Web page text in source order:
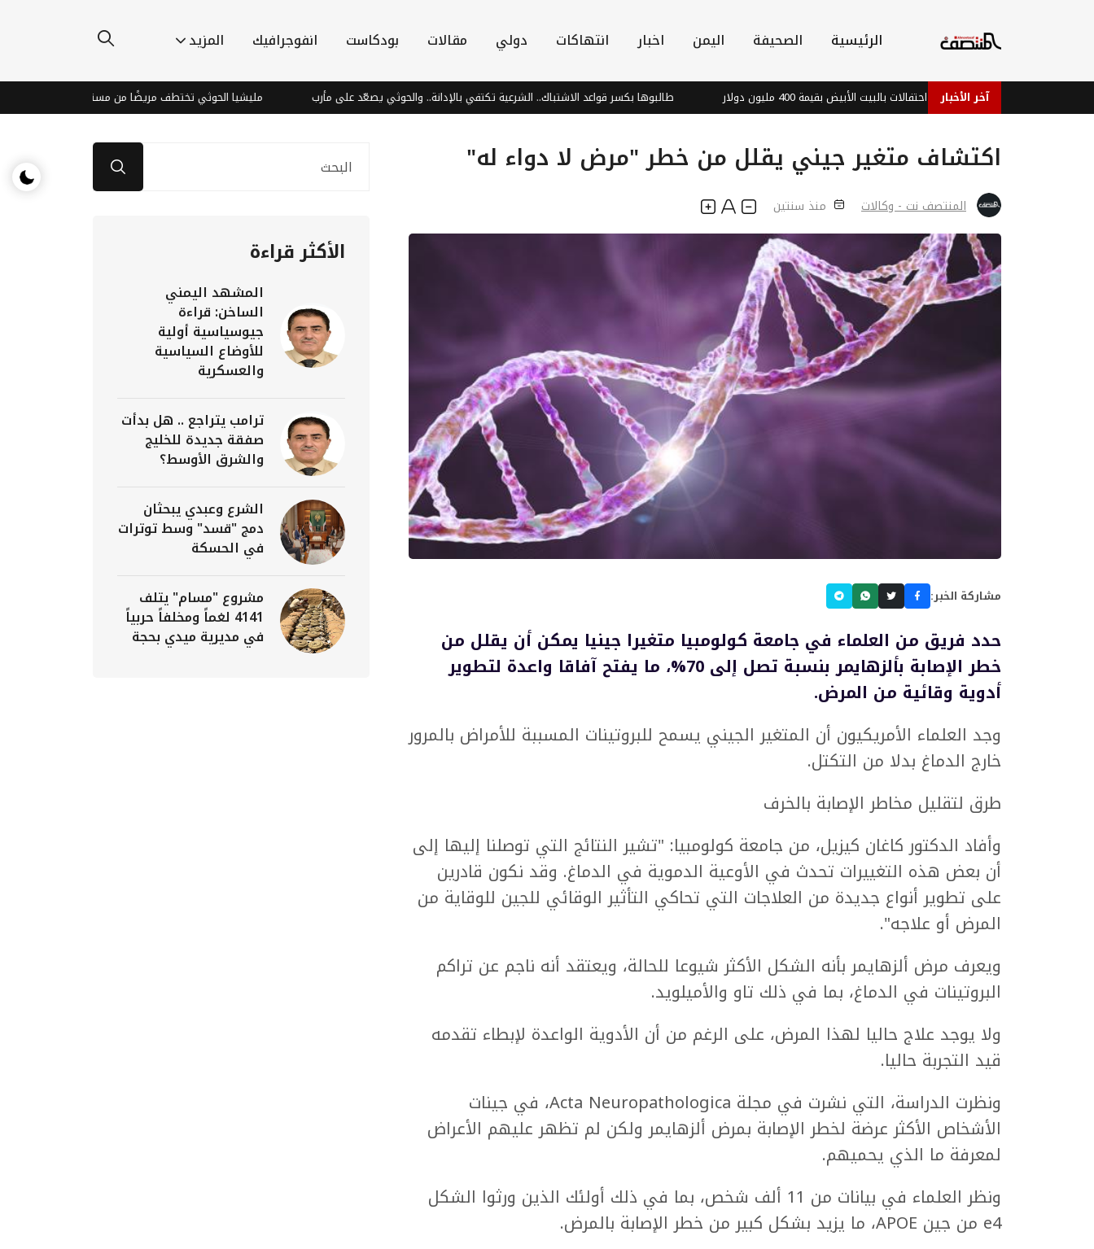
الرئيسية الصحيفة اليمن اخبار انتهاكات دولي مقالات بودكاست انفوجرافيك المزيد
آخر الأخبار
توقف مشروع قاعة احتفالات بالبيت الأبيض بقيمة 400 مليون دولار طالبوها بكسر قواعد الاشتباك.. الشرعية تكتفي بالإدانة.. والحوثي يصعّد على مأرب مليشيا الحوثي تختطف مريضًا من مستشفى في ذمار
اكتشاف متغير جيني يقلل من خطر "مرض لا دواء له"
المنتصف نت - وكالات منذ سنتين
مشاركة الخبر:
حدد فريق من العلماء في جامعة كولومبيا متغيرا جينيا يمكن أن يقلل من
خطر الإصابة بألزهايمر بنسبة تصل إلى 70%، ما يفتح آفاقا واعدة لتطوير
أدوية وقائية من المرض.
وجد العلماء الأمريكيون أن المتغير الجيني يسمح للبروتينات المسببة للأمراض بالمرور
خارج الدماغ بدلا من التكتل.
طرق لتقليل مخاطر الإصابة بالخرف
وأفاد الدكتور كاغان كيزيل، من جامعة كولومبيا: "تشير النتائج التي توصلنا إليها إلى
أن بعض هذه التغييرات تحدث في الأوعية الدموية في الدماغ. وقد نكون قادرين
على تطوير أنواع جديدة من العلاجات التي تحاكي التأثير الوقائي للجين للوقاية من
المرض أو علاجه".
ويعرف مرض ألزهايمر بأنه الشكل الأكثر شيوعا للحالة، ويعتقد أنه ناجم عن تراكم
البروتينات في الدماغ، بما في ذلك تاو والأميلويد.
ولا يوجد علاج حاليا لهذا المرض، على الرغم من أن الأدوية الواعدة لإبطاء تقدمه
قيد التجربة حاليا.
ونظرت الدراسة، التي نشرت في مجلة Acta Neuropathologica، في جينات
الأشخاص الأكثر عرضة لخطر الإصابة بمرض ألزهايمر ولكن لم تظهر عليهم الأعراض
لمعرفة ما الذي يحميهم.
ونظر العلماء في بيانات من 11 ألف شخص، بما في ذلك أولئك الذين ورثوا الشكل
e4 من جين APOE، ما يزيد بشكل كبير من خطر الإصابة بالمرض.
الأكثر قراءة
المشهد اليمني
الساخن: قراءة
جيوسياسية أولية
للأوضاع السياسية
والعسكرية
ترامب يتراجع .. هل بدأت
صفقة جديدة للخليج
والشرق الأوسط؟
الشرع وعبدي يبحثان
دمج "قسد" وسط توترات
في الحسكة
مشروع "مسام" يتلف
4141 لغماً ومخلفاً حربياً
في مديرية ميدي بحجة